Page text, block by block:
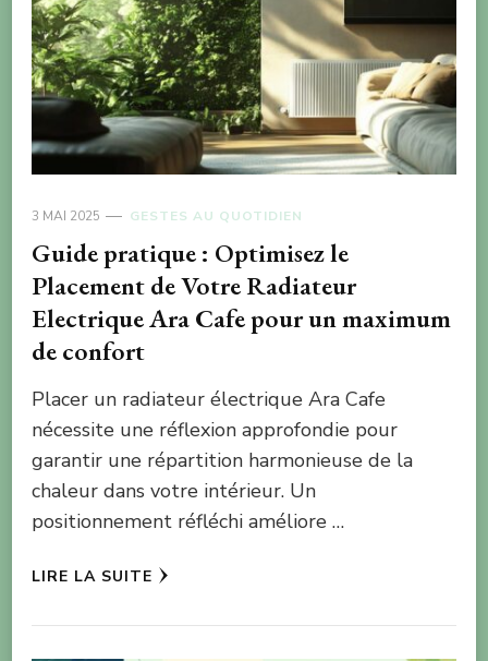
3 MAI 2025 GESTES AU QUOTIDIEN
Guide pratique : Optimisez le
Placement de Votre Radiateur
Electrique Ara Cafe pour un maximum
de confort
Placer un radiateur électrique Ara Cafe
nécessite une réflexion approfondie pour
garantir une répartition harmonieuse de la
chaleur dans votre intérieur. Un
positionnement réfléchi améliore …
LIRE LA SUITE